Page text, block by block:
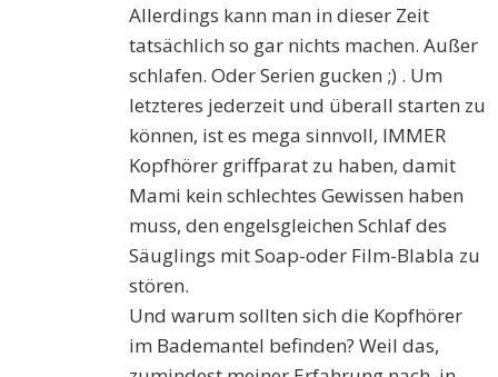
Allerdings kann man in dieser Zeit
tatsächlich so gar nichts machen. Außer
schlafen. Oder Serien gucken ;) . Um
letzteres jederzeit und überall starten zu
können, ist es mega sinnvoll, IMMER
Kopfhörer griffparat zu haben, damit
Mami kein schlechtes Gewissen haben
muss, den engelsgleichen Schlaf des
Säuglings mit Soap-oder Film-Blabla zu
stören.
Und warum sollten sich die Kopfhörer
im Bademantel befinden? Weil das,